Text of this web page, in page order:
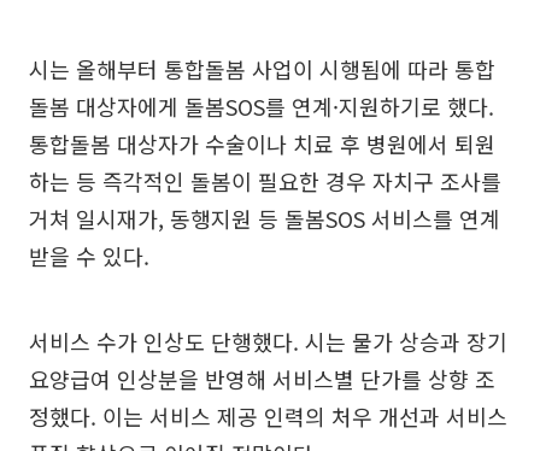
시는 올해부터 통합돌봄 사업이 시행됨에 따라 통합
돌봄 대상자에게 돌봄SOS를 연계·지원하기로 했다.
통합돌봄 대상자가 수술이나 치료 후 병원에서 퇴원
하는 등 즉각적인 돌봄이 필요한 경우 자치구 조사를
거쳐 일시재가, 동행지원 등 돌봄SOS 서비스를 연계
받을 수 있다.
서비스 수가 인상도 단행했다. 시는 물가 상승과 장기
요양급여 인상분을 반영해 서비스별 단가를 상향 조
정했다. 이는 서비스 제공 인력의 처우 개선과 서비스